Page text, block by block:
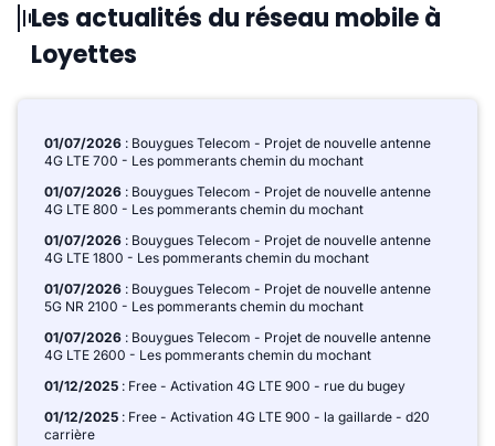
Les actualités du réseau mobile à
Loyettes
01/07/2026 : Bouygues Telecom - Projet de nouvelle antenne
4G LTE 700 - Les pommerants chemin du mochant
01/07/2026 : Bouygues Telecom - Projet de nouvelle antenne
4G LTE 800 - Les pommerants chemin du mochant
01/07/2026 : Bouygues Telecom - Projet de nouvelle antenne
4G LTE 1800 - Les pommerants chemin du mochant
01/07/2026 : Bouygues Telecom - Projet de nouvelle antenne
5G NR 2100 - Les pommerants chemin du mochant
01/07/2026 : Bouygues Telecom - Projet de nouvelle antenne
4G LTE 2600 - Les pommerants chemin du mochant
01/12/2025 : Free - Activation 4G LTE 900 - rue du bugey
01/12/2025 : Free - Activation 4G LTE 900 - la gaillarde - d20
carrière